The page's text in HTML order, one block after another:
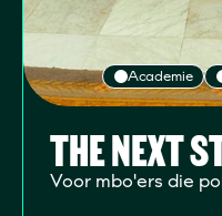
Academie
THE NEXT
Voor mbo'ers die